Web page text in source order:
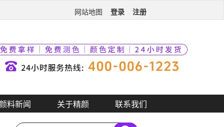
网站地图 登录 注册
颜料新闻 关于精颜 联系我们